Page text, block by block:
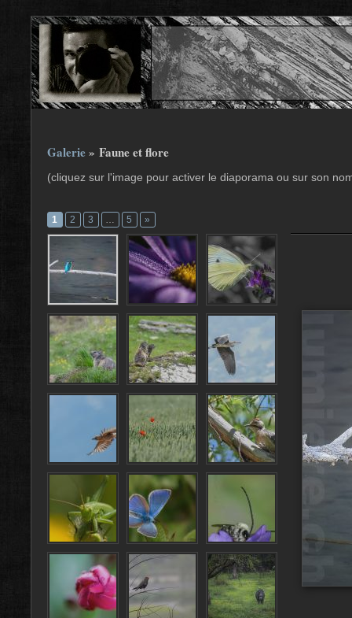
Galerie» Faune et flore
(cliquez sur l'image pour activer le diaporama ou sur son
1 2 3 … 5 »